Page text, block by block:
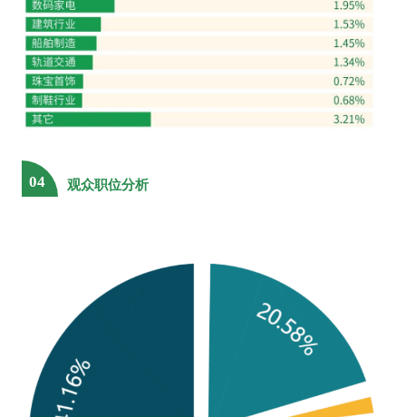
湖北菲利华石英玻璃股份有限公司
湖北航天化学技术研究所
湖北华磁电子科技有限公司
湖北台基半导体股份有限公司
湖南创一电子科技股份有限公司
湖南大学
湖南钢铁集团
湖南航天磁电有限责任公司
湖南省美程陶瓷科技有限公司
湖南省稀土产业集团有限公司
湖南湘瓷科艺有限公司
湖南湘投金天科技集团有限公司
湖南英捷高科技有限责任公司
湖南云箭集团
湖州乐通电子科技有限公司
华东理工大学
华丰电子科技有限公司
华南理工大学
华荣科技股份有限公司
04 观众职位分析